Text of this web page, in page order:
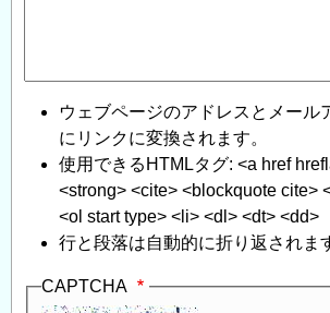
ウェブページのアドレスとメール
にリンクに変換されます。
使用できるHTMLタグ: <a href
<strong> <cite> <blockquote cite>
<ol start type> <li> <dl> <dt> <dd>
行と段落は自動的に折り返されま
CAPTCHA